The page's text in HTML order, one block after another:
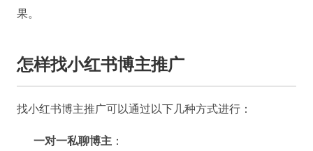
果。
怎样找小红书博主推广
找小红书博主推广可以通过以下几种方式进行：
一对一私聊博主 ：